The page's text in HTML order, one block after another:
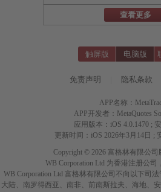
查看更多
触屏版 电脑版
免责声明 隐私条款
APP名称：
APP开发者：MetaQuotes
应用版本：iOS 4.0.1470 ;
更新时间：iOS 2026年3月14日 ;
Copyright © 2026 富格林有限公
WB Corporation Ltd 为香港注册公司
WB Corporation Ltd 富格林有限公司不向以下司
大陆、南罗得西亚、南非、前南斯拉夫、海地、